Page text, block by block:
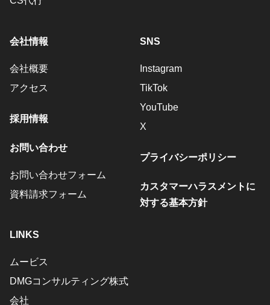
会社情報
会社概要
アクセス
採用情報
お問い合わせ
お問い合わせフォーム
資料請求フォーム
SNS
Instagram
TikTok
YouTube
X
プライバシーポリシー
カスタマーハラスメントに
対する基本方針
LINKS
ムービス
DMGコンサルティング株式
会社